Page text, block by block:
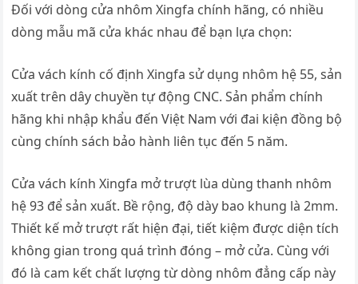
Đối với dòng cửa nhôm Xingfa chính hãng, có nhiều
dòng mẫu mã cửa khác nhau để bạn lựa chọn:
Cửa vách kính cố định Xingfa sử dụng nhôm hệ 55, sản
xuất trên dây chuyền tự động CNC. Sản phẩm chính
hãng khi nhập khẩu đến Việt Nam với đai kiện đồng bộ
cùng chính sách bảo hành liên tục đến 5 năm.
Cửa vách kính Xingfa mở trượt lùa dùng thanh nhôm
hệ 93 để sản xuất. Bề rộng, độ dày bao khung là 2mm.
Thiết kế mở trượt rất hiện đại, tiết kiệm được diện tích
không gian trong quá trình đóng – mở cửa. Cùng với
đó là cam kết chất lượng từ dòng nhôm đẳng cấp này